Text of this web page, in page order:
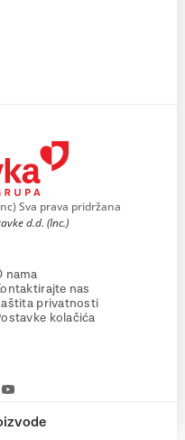
Sva prava pridržana
d.d. (Inc.)
nama
nas
privatnosti
kolačića